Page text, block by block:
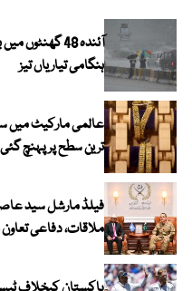
آئندہ 48
ہنگامی تیاریاں تیز
ترین سطح پر پہنچ گئی
فیلڈ مارشل سید
ملاقات، دفاعی تعاون